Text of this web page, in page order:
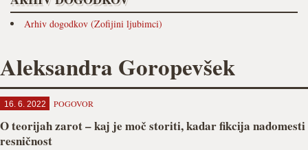
Arhiv dogodkov (Zofijini ljubimci)
Aleksandra Goropevšek
16. 6. 2022 POGOVOR
O teorijah zarot – kaj je moč storiti, kadar fikcija nadomesti
resničnost